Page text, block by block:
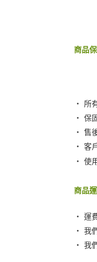
商品
‧ 所
‧ 保
‧ 售
‧ 客
‧ 使
商品
‧ 運
‧ 我
‧ 我